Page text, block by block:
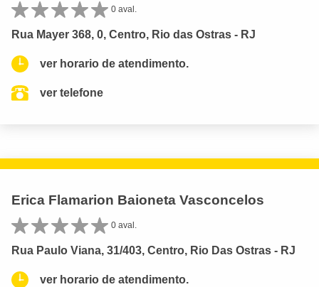
0 aval.
Rua Mayer 368, 0, Centro, Rio das Ostras - RJ
ver horario de atendimento.
ver telefone
Erica Flamarion Baioneta Vasconcelos
0 aval.
Rua Paulo Viana, 31/403, Centro, Rio Das Ostras - RJ
ver horario de atendimento.